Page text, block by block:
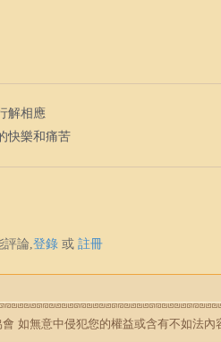
解相應
快樂和痛苦
評論,登錄 或 註冊
如無意中侵犯您的權益或含有不如法內